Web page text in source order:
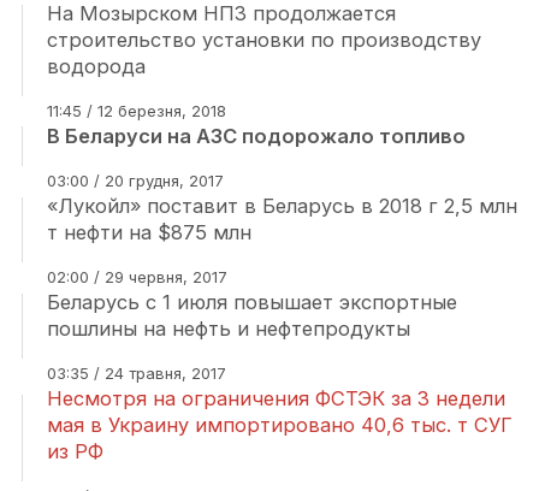
На Мозырском НПЗ продолжается
строительство установки по производству
водорода
11:45 / 12 березня, 2018
В Беларуси на АЗС подорожало топливо
03:00 / 20 грудня, 2017
«Лукойл» поставит в Беларусь в 2018 г 2,5 млн
т нефти на $875 млн
02:00 / 29 червня, 2017
Беларусь с 1 июля повышает экспортные
пошлины на нефть и нефтепродукты
03:35 / 24 травня, 2017
Несмотря на ограничения ФСТЭК за 3 недели
мая в Украину импортировано 40,6 тыс. т СУГ
из РФ